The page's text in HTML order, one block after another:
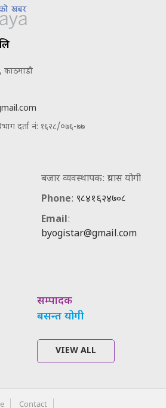
काठमाडौ
दर्ता नं: १६२८/०७६-७७
बजार व्यवस्थापक: प्रयास योगी
Phone: ९८४१६२४७०८
Email:
byogistar@gmail.com
सम्पादक
बसन्त योगी
VIEW ALL
Contact